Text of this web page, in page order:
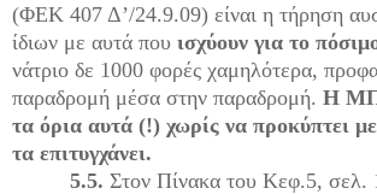
(ΦΕΚ 407 Δ’/24.9.09) είναι η τήρηση
ίδιων με αυτά που ισχύουν για το
νάτριο δε 1000 φορές χαμηλότερα,
παραδρομή μέσα στην παραδρομή. Η
τα όρια αυτά (!) χωρίς να προκύπτει
τα επιτυγχάνει.
5.5. Στον Πίνακα του Κεφ.5, σελ.